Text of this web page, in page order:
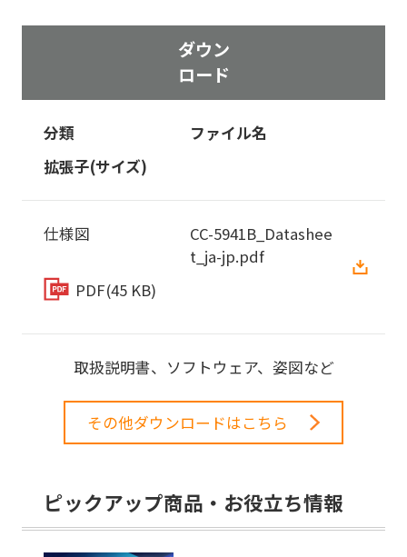
ダウン
ロード
分類
ファイル名
拡張子(サイズ)
仕様図
CC-5941B_Datashee
t_ja-jp.pdf
PDF(45 KB)
取扱説明書、ソフトウェア、姿図など
その他ダウンロードはこちら
ピックアップ商品・お役立ち情報